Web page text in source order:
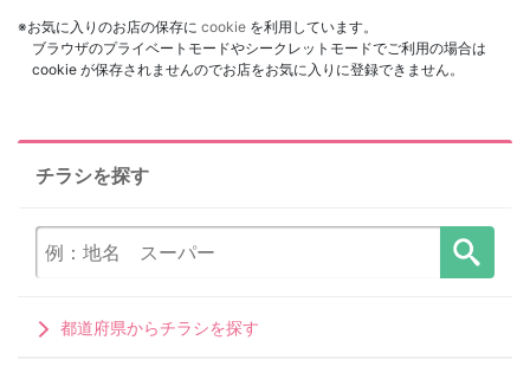
※お気に入りのお店の保存に cookie を利用しています。
ブラウザのプライベートモードやシークレットモードでご利用の場合は
cookie が保存されませんのでお店をお気に入りに登録できません。
チラシを探す
都道府県からチラシを探す